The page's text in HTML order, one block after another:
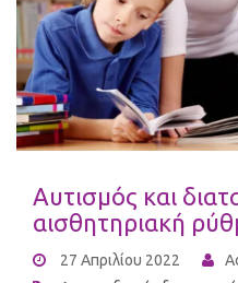
Αυτισμός και
αισθητηριακή
27 Απριλίου 2022